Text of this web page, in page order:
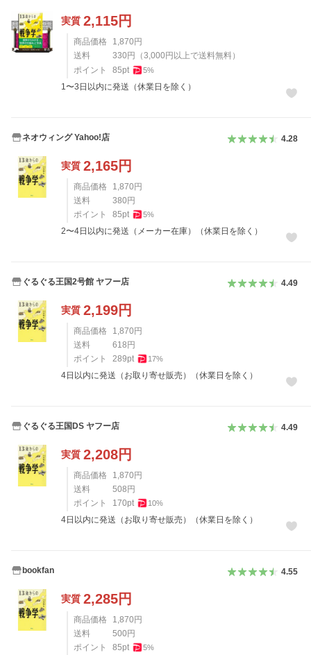
実質 2,115円
商品価格 1,870 円
送料
330 円 （3,000 円以上で送料無料）
ポイント
85pt 5%
1〜3日以内に発送（休業日を除く）
ネオウィング Yahoo!店 4.28
実質 2,165円
商品価格 1,870 円
送料
380 円
ポイント
85pt 5%
2〜4日以内に発送（メーカー在庫）（休業日を除く）
ぐるぐる王国2号館 ヤフー店 4.49
実質 2,199円
商品価格 1,870 円
送料
618 円
ポイント
289pt 17%
4日以内に発送（お取り寄せ販売）（休業日を除く）
ぐるぐる王国DS ヤフー店 4.49
実質 2,208円
商品価格 1,870 円
送料
508 円
ポイント
170pt 10%
4日以内に発送（お取り寄せ販売）（休業日を除く）
bookfan 4.55
実質 2,285円
商品価格 1,870 円
送料
500 円
ポイント
85pt 5%